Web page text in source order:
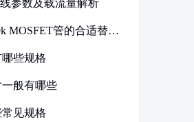
参数及载流量解析
MOSFET管的合适替代
些规格
般有哪些
见规格